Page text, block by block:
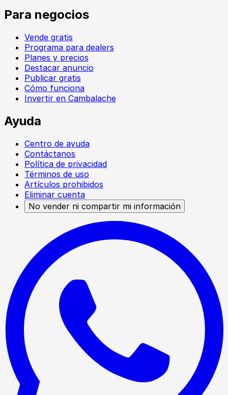
Para negocios
Vende gratis
Programa para dealers
Planes y precios
Destacar anuncio
Publicar gratis
Cómo funciona
Invertir en Cambalache
Ayuda
Centro de ayuda
Contáctanos
Política de privacidad
Términos de uso
Artículos prohibidos
Eliminar cuenta
No vender ni compartir mi información